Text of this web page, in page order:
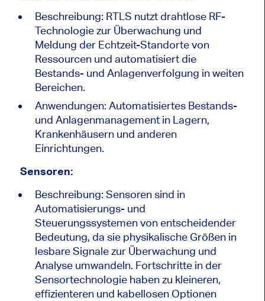
Beschreibung: RTLS nutzt drahtlose RF-
Technologie zur Überwachung und
Meldung der Echtzeit-Standorte von
Ressourcen und automatisiert die
Bestands- und Anlagenverfolgung in weiten
Bereichen.
Anwendungen: Automatisiertes Bestands-
und Anlagenmanagement in Lagern,
Krankenhäusern und anderen
Einrichtungen.
Sensoren:
Beschreibung: Sensoren sind in
Automatisierungs- und
Steuerungssystemen von entscheidender
Bedeutung, da sie physikalische Größen in
lesbare Signale zur Überwachung und
Analyse umwandeln. Fortschritte in der
Sensortechnologie haben zu kleineren,
effizienteren und kabellosen Optionen